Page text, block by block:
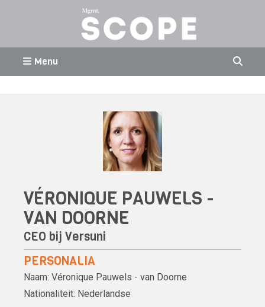
Menu
VÉRONIQUE PAUWELS -
VAN DOORNE
CEO bij Versuni
PERSONALIA
Naam: Véronique Pauwels - van Doorne
Nationaliteit: Nederlandse